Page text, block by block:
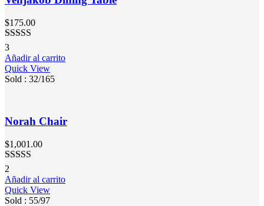
$175.00
Valorado en
5.00de 5
3
Añadir al carrito
Quick View
Sold : 32/165
Norah Chair
$1,001.00
Valorado en
4.50de 5
2
Añadir al carrito
Quick View
Sold : 55/97